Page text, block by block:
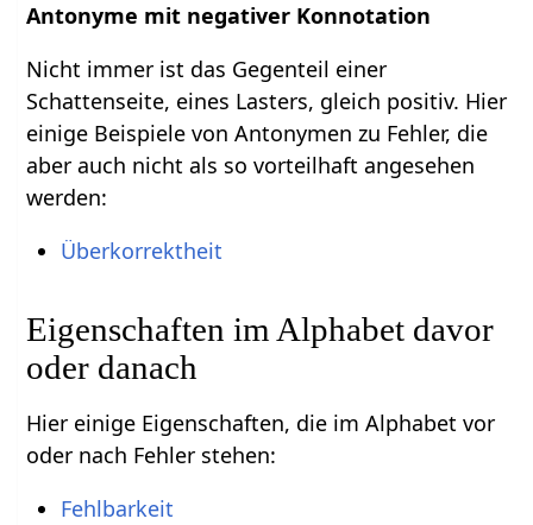
Antonyme mit negativer Konnotation
Nicht immer ist das Gegenteil einer
Schattenseite, eines Lasters, gleich positiv. Hier
einige Beispiele von Antonymen zu Fehler, die
aber auch nicht als so vorteilhaft angesehen
werden:
Überkorrektheit
Eigenschaften im Alphabet davor
oder danach
Hier einige Eigenschaften, die im Alphabet vor
oder nach Fehler stehen:
Fehlbarkeit